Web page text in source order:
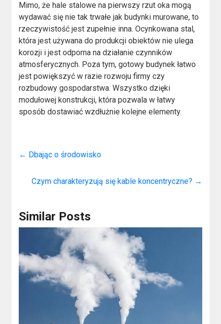
Mimo, że hale stalowe na pierwszy rzut oka mogą
wydawać się nie tak trwałe jak budynki murowane, to
rzeczywistość jest zupełnie inna. Ocynkowana stal,
która jest używana do produkcji obiektów nie ulega
korozji i jest odporna na działanie czynników
atmosferycznych. Poza tym, gotowy budynek łatwo
jest powiększyć w razie rozwoju firmy czy
rozbudowy gospodarstwa. Wszystko dzięki
modułowej konstrukcji, która pozwala w łatwy
sposób dostawiać wzdłużnie kolejne elementy.
← Dbając o środowisko
Czym charakteryzują się kable koncentryczne? →
Similar Posts